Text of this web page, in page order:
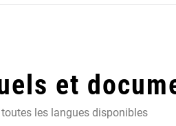
et
les langues disponibles